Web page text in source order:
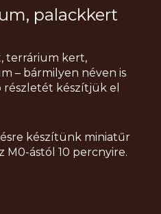
palackkert
terrárium kert,
– bármilyen néven is
részletét készítjük el
készítünk miniatűr
M0-ástól 10 percnyire.